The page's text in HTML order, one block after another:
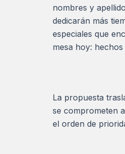
nombres y
dedicarán más
especiales que
mesa hoy:
La propuesta
se comprometen
el orden de